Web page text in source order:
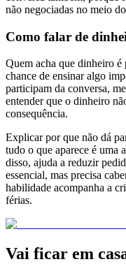
não negociadas no meio
Como falar de
Quem acha que dinheiro é
chance de ensinar algo
participam da conversa,
entender que o dinheiro
consequência.
Explicar por que não dá
tudo o que aparece é uma
disso, ajuda a reduzir
essencial, mas precisa
habilidade acompanha a
férias.
Vai ficar em